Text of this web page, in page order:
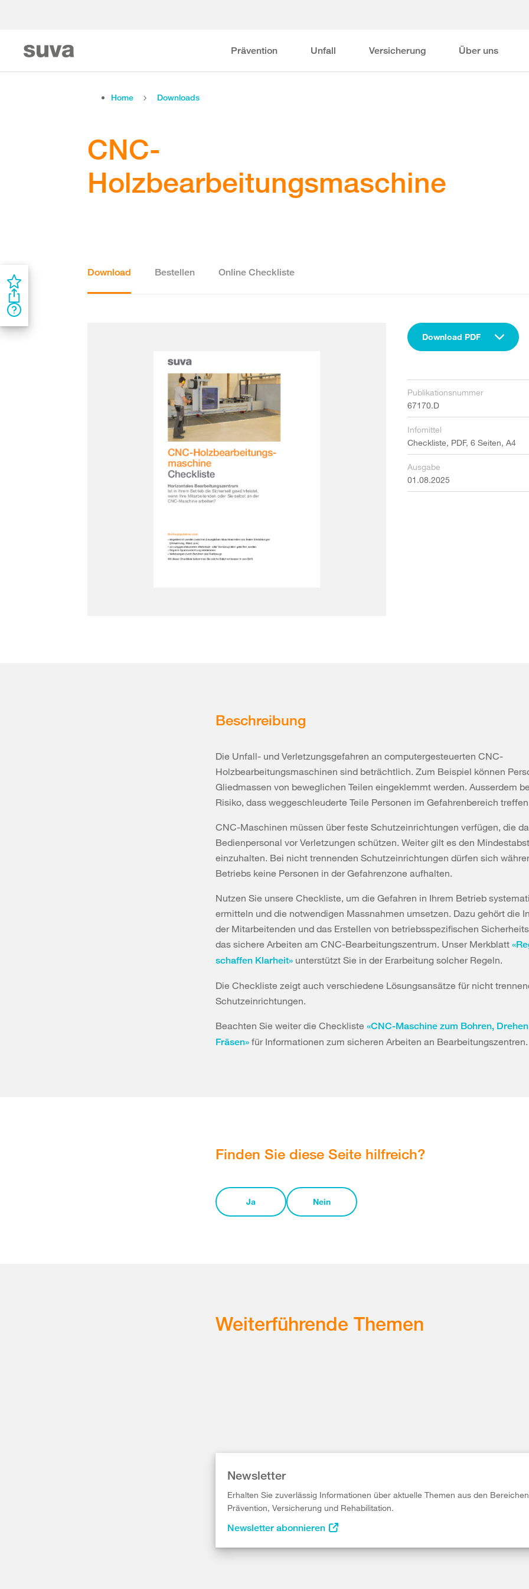
Prävention Unfall Versicherung Über uns
Home Downloads
CNC-
Holzbearbeitungsmaschine
Download Bestellen Online Checkliste
Download PDF
Publikationsnummer
67170.D
Infomittel
Checkliste, PDF, 6 Seiten, A4
Ausgabe
01.08.2025
Beschreibung
Die Unfall- und Verletzungsgefahren an computergesteuerten CNC-
Holzbearbeitungsmaschinen sind beträchtlich. Zum Beispiel können
Gliedmassen von beweglichen Teilen eingeklemmt werden. Ausserdem
Risiko, dass weggeschleuderte Teile Personen im Gefahrenbereich
CNC-Maschinen müssen über feste Schutzeinrichtungen verfügen, die
Bedienpersonal vor Verletzungen schützen. Weiter gilt es den
einzuhalten. Bei nicht trennenden Schutzeinrichtungen dürfen sich
Betriebs keine Personen in der Gefahrenzone aufhalten.
Nutzen Sie unsere Checkliste, um die Gefahren in Ihrem Betrieb
ermitteln und die notwendigen Massnahmen umsetzen. Dazu gehört die
der Mitarbeitenden und das Erstellen von betriebsspezifischen
das sichere Arbeiten am CNC-Bearbeitungszentrum. Unser Merkblatt
schaffen Klarheit» unterstützt Sie in der Erarbeitung solcher Regeln.
Die Checkliste zeigt auch verschiedene Lösungsansätze für nicht
Schutzeinrichtungen.
Beachten Sie weiter die Checkliste «CNC-Maschine zum Bohren,
Fräsen» für Informationen zum sicheren Arbeiten an Bearbeitungszentren.
Finden Sie diese Seite hilfreich?
Ja Nein
Weiterführende Themen
Newsletter
Erhalten Sie zuverlässig Informationen über aktuelle Themen aus den Bereichen
Prävention, Versicherung und Rehabilitation.
Newsletter abonnieren